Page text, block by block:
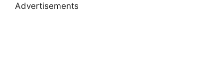
Advertisements